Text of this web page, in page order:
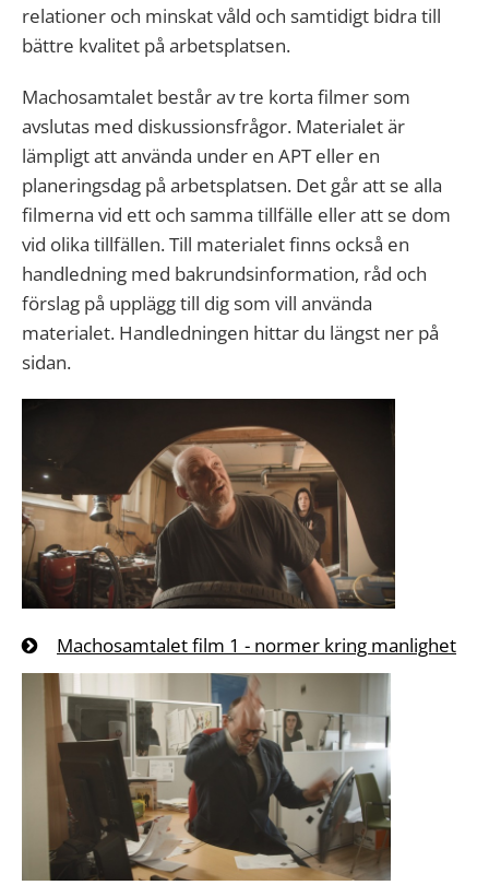
relationer och minskat våld och samtidigt bidra till
bättre kvalitet på arbetsplatsen.
Machosamtalet består av tre korta filmer som
avslutas med diskussionsfrågor. Materialet är
lämpligt att använda under en APT eller en
planeringsdag på arbetsplatsen. Det går att se alla
filmerna vid ett och samma tillfälle eller att se dom
vid olika tillfällen. Till materialet finns också en
handledning med bakrundsinformation, råd och
förslag på upplägg till dig som vill använda
materialet. Handledningen hittar du längst ner på
sidan.
Machosamtalet film 1 - normer kring manlighet